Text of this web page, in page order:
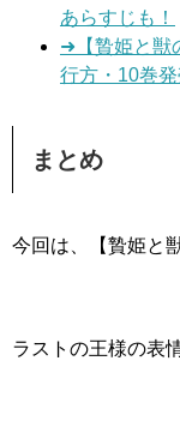
あらすじも！
➜【贄姫と獣
行方・10巻
まとめ
今回は、【贄姫と
ラストの王様の表